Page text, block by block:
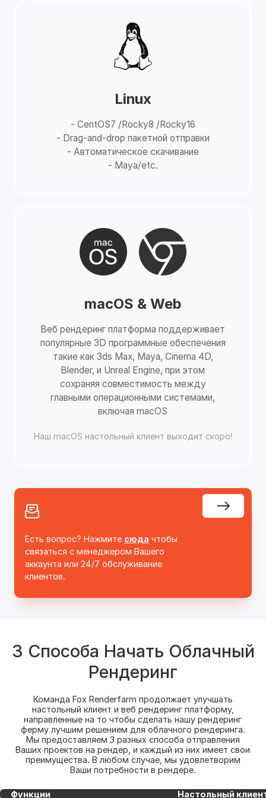
Linux
- CentOS7 /Rocky8 /Rocky16
- Drag-and-drop пакетной отправки
- Автоматическое скачивание
- Maya/etc.
macOS & Web
Веб рендеринг платформа поддерживает
популярные 3D программные обеспечения
такие как 3ds Max, Maya, Cinema 4D,
Blender, и Unreal Engine, при этом
сохраняя совместимость между
главными операционными системами,
включая macOS
Наш macOS настольный клиент выходит скоро!
Есть вопрос? Нажмите сюда чтобы
связаться с менеджером Вашего
аккаунта или 24/7 обслуживание
клиентов.
3 Способа Начать Облачный
Рендеринг
Команда Fox Renderfarm продолжает улучшать
настольный клиент и веб рендеринг платформу,
направленные на то чтобы сделать нашу рендеринг
ферму лучшим решением для облачного рендеринга.
Мы предоставляем 3 разных способа отправления
Ваших проектов на рендер, и каждый из них имеет свои
преимущества. В любом случае, мы удовлетворим
Ваши потребности в рендере.
Функции Настольный